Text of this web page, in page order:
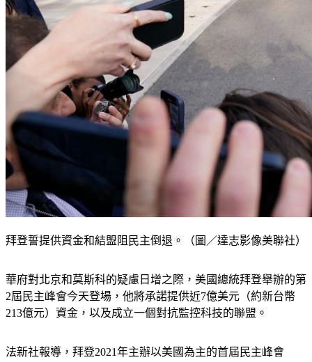
拜登誓提供資金和結盟阻民主倒退。（圖／達志影像美聯社）
華府對北京和莫斯科的疑慮日增之際，美國總統拜登舉辦的第
2屆民主峰會今天登場，他將承諾提供近7億美元（約新台幣
213億元）資金，以及成立一個對抗監控科技的聯盟。
法新社報導，拜登2021年主辦以美國為主的首屆民主峰會